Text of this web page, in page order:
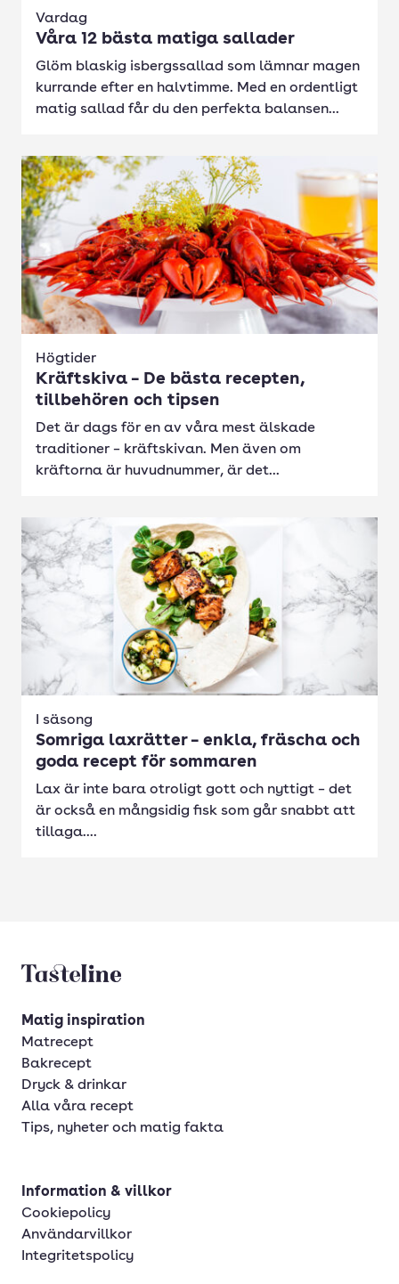
Vardag
Våra 12 bästa matiga sallader
Glöm blaskig isbergssallad som lämnar magen
kurrande efter en halvtimme. Med en ordentligt
matig sallad får du den perfekta balansen...
Högtider
Kräftskiva – De bästa recepten,
tillbehören och tipsen
Det är dags för en av våra mest älskade
traditioner – kräftskivan. Men även om
kräftorna är huvudnummer, är det...
I säsong
Somriga laxrätter – enkla, fräscha och
goda recept för sommaren
Lax är inte bara otroligt gott och nyttigt – det
är också en mångsidig fisk som går snabbt att
tillaga....
Tasteline startsida
Matig inspiration
Matrecept
Bakrecept
Dryck & drinkar
Alla våra recept
Tips, nyheter och matig fakta
Information & villkor
Cookiepolicy
Användarvillkor
Integritetspolicy